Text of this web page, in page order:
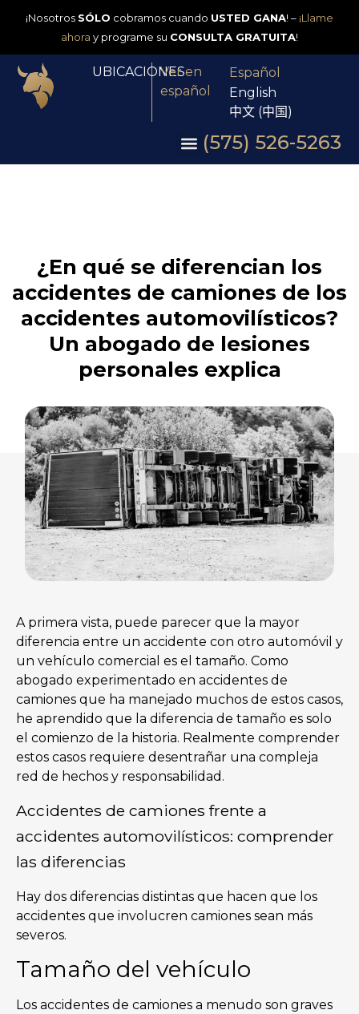
¡Nosotros SÓLO cobramos cuando USTED GANA! – ¡Llame
ahora y programe su CONSULTA GRATUITA!
UBICACIONES
Ver en
español
Español
English
中文 (中国)
(575) 526-5263
¿En qué se diferencian los
accidentes de camiones de los
accidentes automovilísticos?
Un abogado de lesiones
personales explica
A primera vista, puede parecer que la mayor
diferencia entre un accidente con otro automóvil y
un vehículo comercial es el tamaño. Como
abogado experimentado en accidentes de
camiones que ha manejado muchos de estos casos,
he aprendido que la diferencia de tamaño es solo
el comienzo de la historia. Realmente comprender
estos casos requiere desentrañar una compleja
red de hechos y responsabilidad.
Accidentes de camiones frente a
accidentes automovilísticos: comprender
las diferencias
Hay dos diferencias distintas que hacen que los
accidentes que involucren camiones sean más
severos.
Tamaño del vehículo
Los accidentes de camiones a menudo son graves